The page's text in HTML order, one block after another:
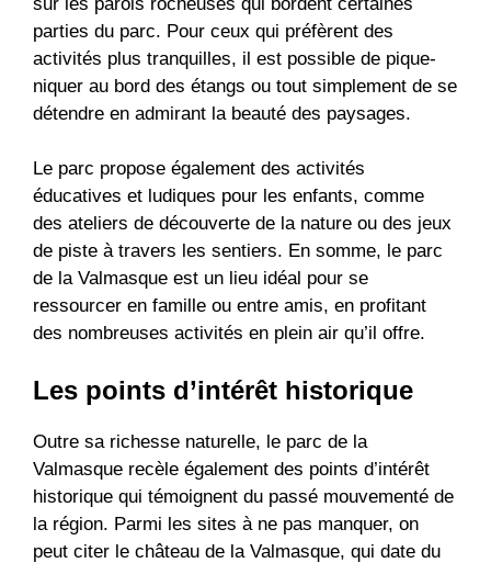
parties du parc. Pour ceux qui préfèrent des
activités plus tranquilles, il est possible de pique-
niquer au bord des étangs ou tout simplement de se
détendre en admirant la beauté des paysages.
Le parc propose également des activités
éducatives et ludiques pour les enfants, comme
des ateliers de découverte de la nature ou des jeux
de piste à travers les sentiers. En somme, le parc
de la Valmasque est un lieu idéal pour se
ressourcer en famille ou entre amis, en profitant
des nombreuses activités en plein air qu’il offre.
Les points d’intérêt historique
Outre sa richesse naturelle, le parc de la
Valmasque recèle également des points d’intérêt
historique qui témoignent du passé mouvementé de
la région. Parmi les sites à ne pas manquer, on
peut citer le château de la Valmasque, qui date du